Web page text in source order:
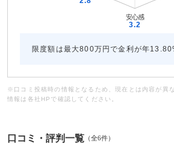
限度額は最大800万円で金利が年
※口コミ投稿時の情報となるため、現在とは内容が異
情報は各社HPで確認してください。
口コミ・評判一覧 （全6件）